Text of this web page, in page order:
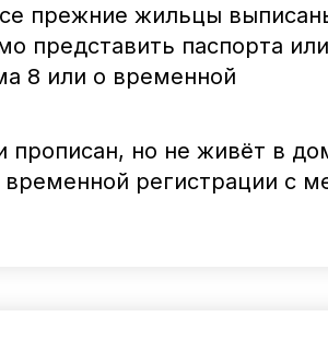
прежние жильцы
представить паспорта или
8 или о временной
прописан, но не живёт в
временной регистрации с